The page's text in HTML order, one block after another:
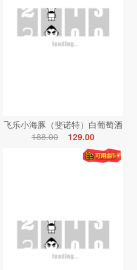
飞乐小海豚（斐诺特）白葡萄酒
188.00
129.00